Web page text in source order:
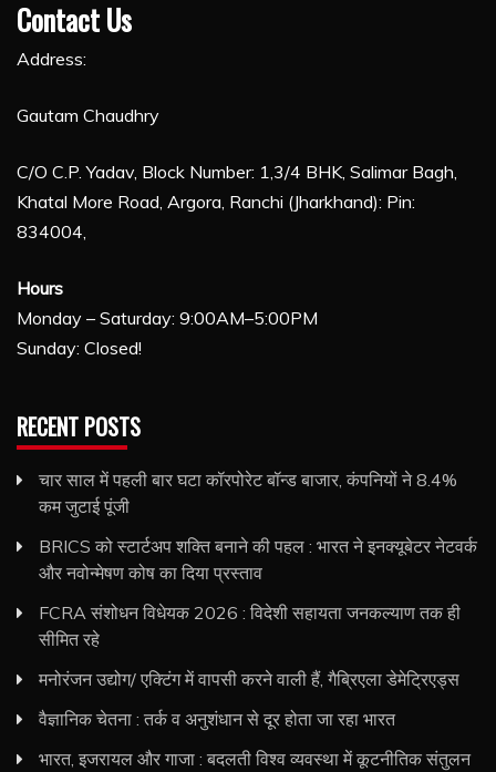
Contact Us
Address:
Gautam Chaudhry
C/O C.P. Yadav, Block Number: 1,3/4 BHK, Salimar Bagh,
Khatal More Road, Argora, Ranchi (Jharkhand): Pin:
834004,
Hours
Monday – Saturday: 9:00AM–5:00PM
Sunday: Closed!
RECENT POSTS
चार साल में पहली बार घटा कॉरपोरेट बॉन्ड बाजार, कंपनियों ने 8.4%
कम जुटाई पूंजी
BRICS को स्टार्टअप शक्ति बनाने की पहल : भारत ने इनक्यूबेटर नेटवर्क
और नवोन्मेषण कोष का दिया प्रस्ताव
FCRA संशोधन विधेयक 2026 : विदेशी सहायता जनकल्याण तक ही
सीमित रहे
मनोरंजन उद्योग/ एक्टिंग में वापसी करने वाली हैं, गैब्रिएला डेमेट्रिएड्स
वैज्ञानिक चेतना : तर्क व अनुशंधान से दूर होता जा रहा भारत
भारत, इजरायल और गाजा : बदलती विश्व व्यवस्था में कूटनीतिक संतुलन